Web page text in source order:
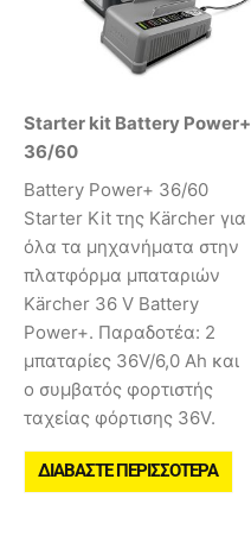
Starter kit Battery Power+
36/60
Battery Power+ 36/60
Starter Kit της Kärcher για
όλα τα μηχανήματα στην
πλατφόρμα μπαταριών
Kärcher 36 V Battery
Power+. Παραδοτέα: 2
μπαταρίες 36V/6,0 Ah και
ο συμβατός φορτιστής
ταχείας φόρτισης 36V.
ΔΙΑΒΆΣΤΕ ΠΕΡΙΣΣΌΤΕΡΑ